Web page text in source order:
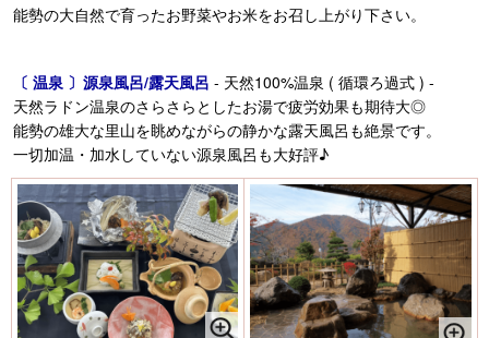
能勢の大自然で育ったお野菜やお米をお召し上がり下さい。
〔 温泉 〕源泉風呂/露天風呂 - 天然100%温泉 ( 循環ろ過式 ) -
天然ラドン温泉のさらさらとしたお湯で疲労効果も期待大◎
能勢の雄大な里山を眺めながらの静かな露天風呂も絶景です。
一切加温・加水していない源泉風呂も大好評♪